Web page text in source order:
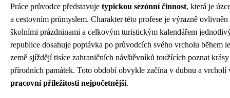
Práce průvodce představuje typickou sezónní činnost, která je
a cestovním průmyslem. Charakter této profese je výrazně
školními prázdninami a celkovým turistickým kalendářem
republice dosahuje poptávka po průvodcích svého vrcholu během
země sjíždějí tisíce zahraničních návštěvníků toužících poznat
přírodních památek. Toto období obvykle začína v dubnu a vrcholí
pracovní příležitosti nejpočetnější.